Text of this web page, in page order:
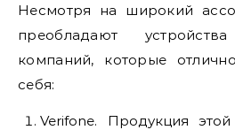
Несмотря на широкий
преобладают
компаний, которые
себя:
Verifone. Продукция